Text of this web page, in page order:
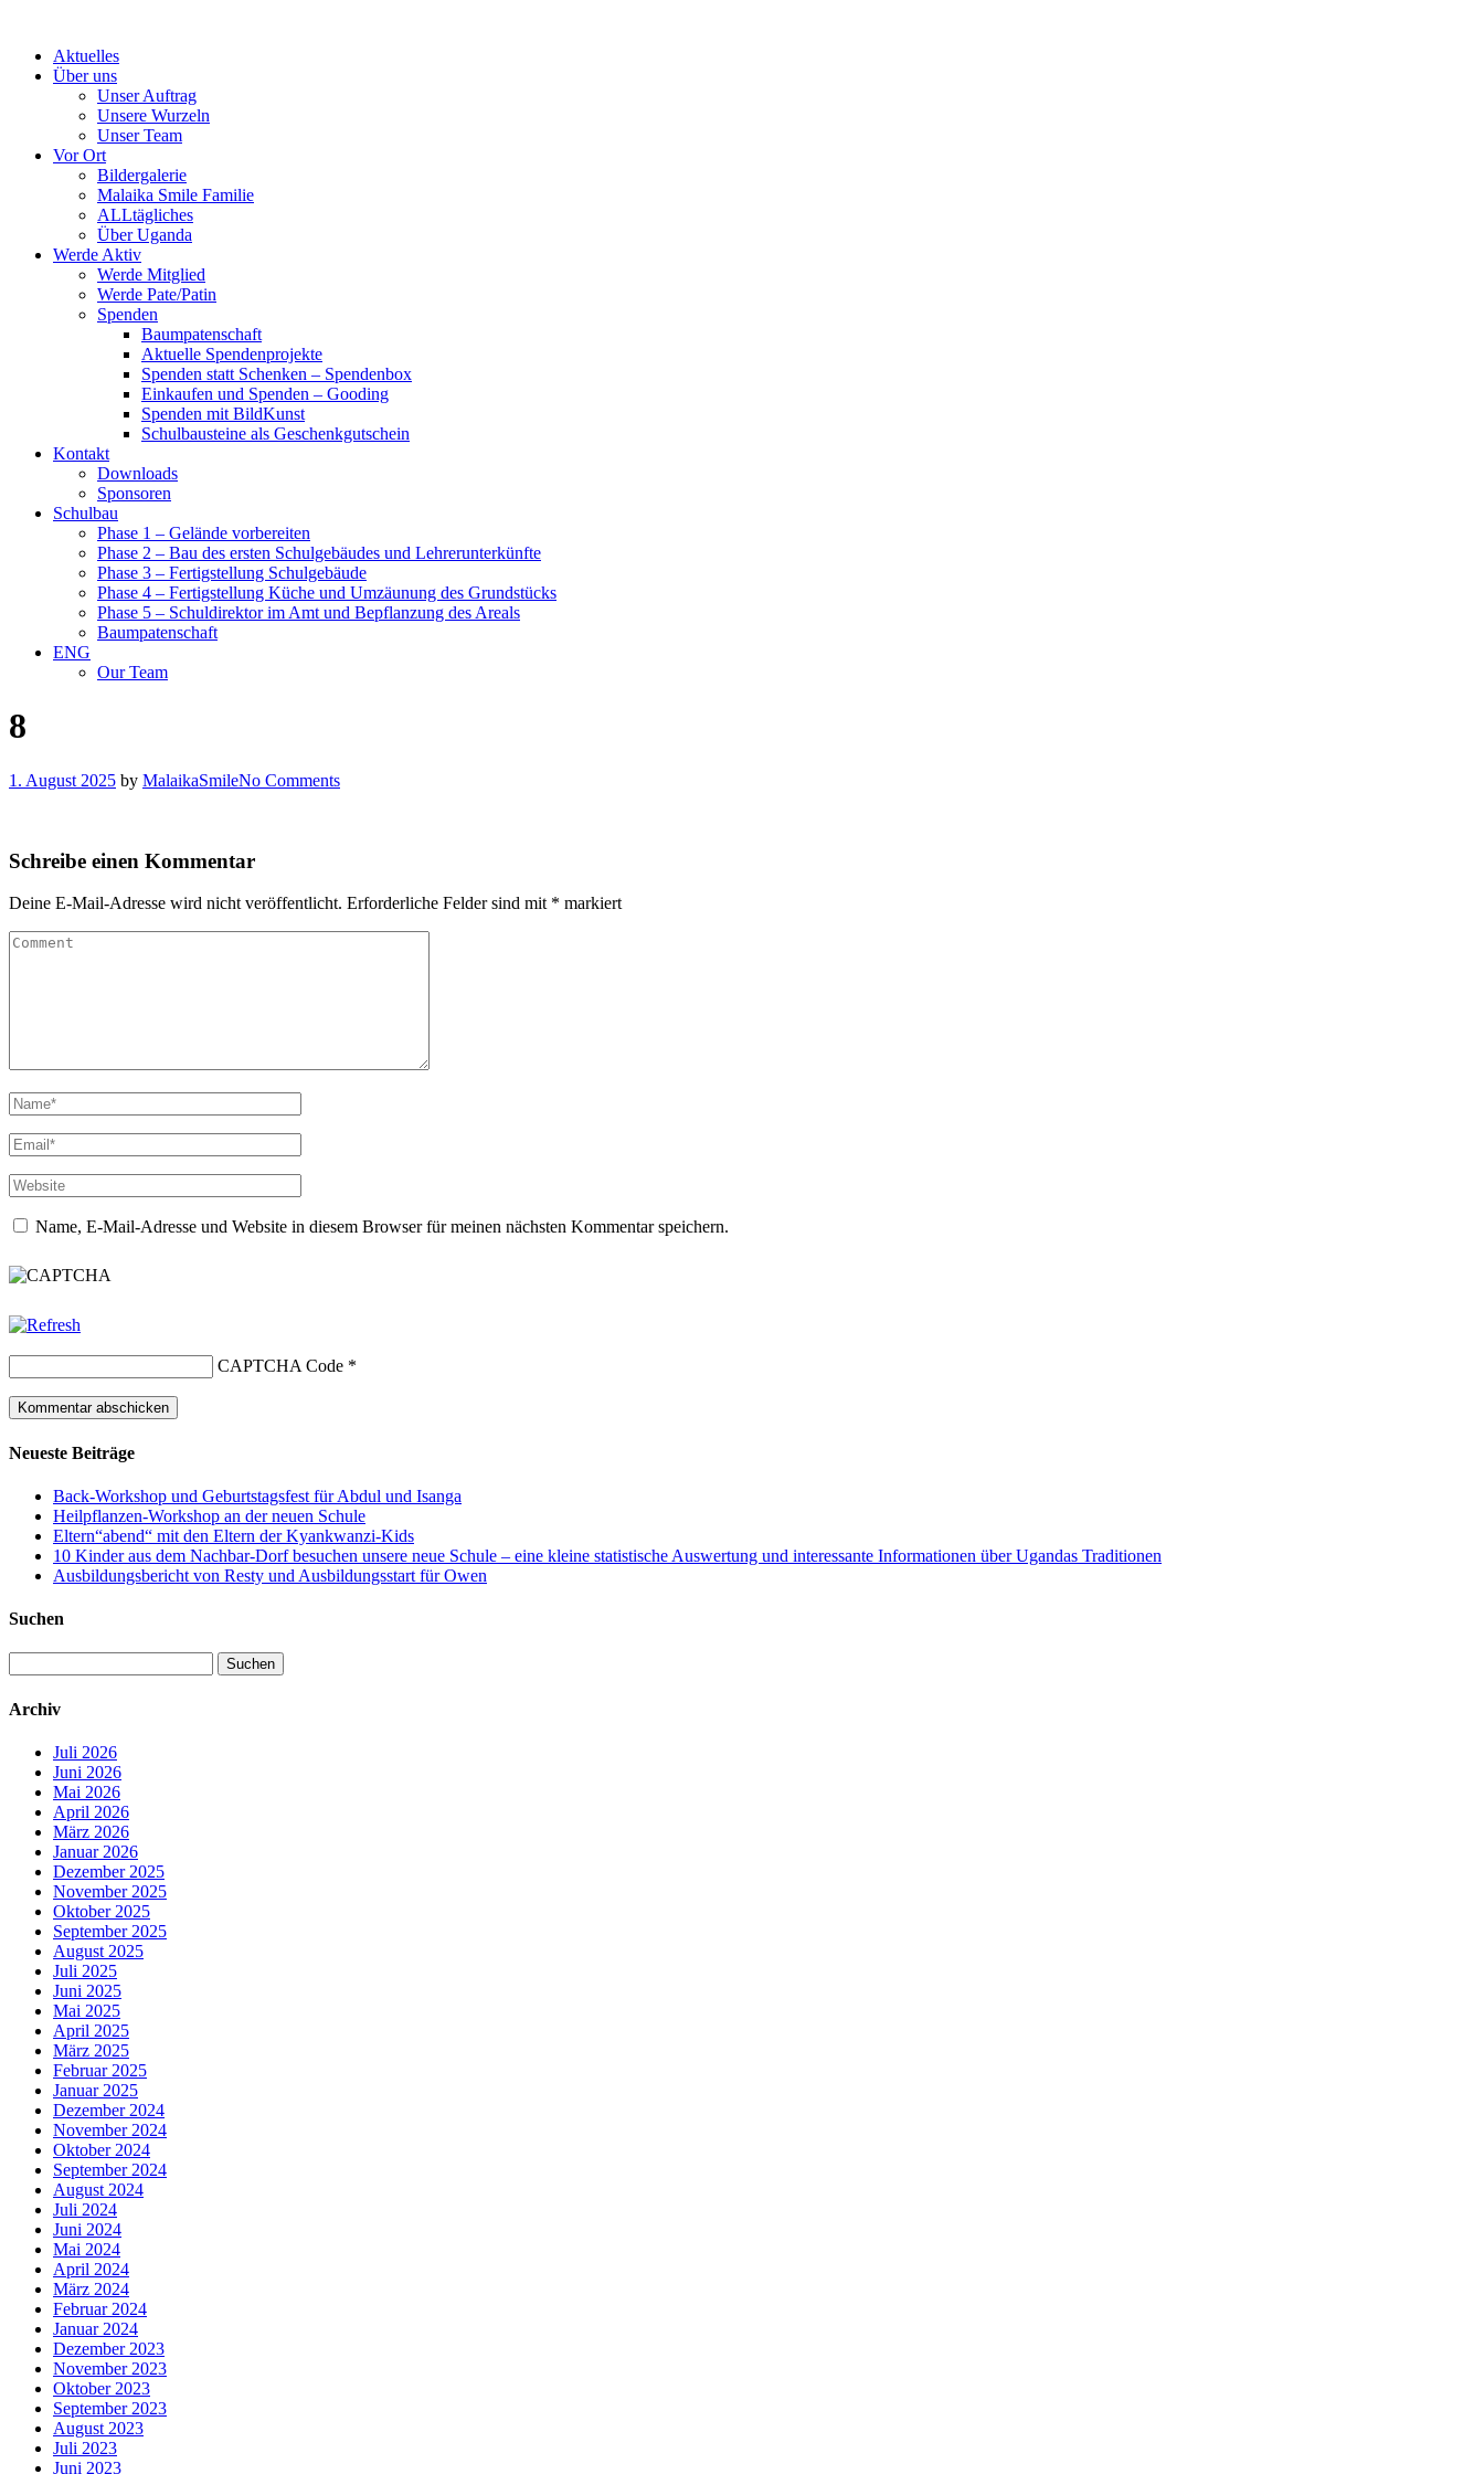
contentAktuelles
Über uns
Unser Auftrag
Unsere Wurzeln
Unser Team
Vor Ort
Bildergalerie
Malaika Smile Familie
ALLtägliches
Über Uganda
Werde Aktiv
Werde Mitglied
Werde Pate/Patin
Spenden
Baumpatenschaft
Aktuelle Spendenprojekte
Spenden statt Schenken – Spendenbox
Einkaufen und Spenden – Gooding
Spenden mit BildKunst
Schulbausteine als Geschenkgutschein
Kontakt
Downloads
Sponsoren
Schulbau
Phase 1 – Gelände vorbereiten
Phase 2 – Bau des ersten Schulgebäudes und Lehrerunterkünfte
Phase 3 – Fertigstellung Schulgebäude
Phase 4 – Fertigstellung Küche und Umzäunung des Grundstücks
Phase 5 – Schuldirektor im Amt und Bepflanzung des Areals
Baumpatenschaft
ENG
Our Team
8
1. August 2025 by MalaikaSmileNo Comments
Schreibe einen Kommentar
Deine E-Mail-Adresse wird nicht veröffentlicht. Erforderliche Felder sind mit * markiert
Name, E-Mail-Adresse und Website in diesem Browser für meinen nächsten Kommentar speichern.
CAPTCHA Code *
Neueste Beiträge
Back-Workshop und Geburtstagsfest für Abdul und Isanga
Heilpflanzen-Workshop an der neuen Schule
Eltern“abend“ mit den Eltern der Kyankwanzi-Kids
10 Kinder aus dem Nachbar-Dorf besuchen unsere neue Schule – eine kleine statistische Auswertung und interessante Informationen über Ugandas Traditionen
Ausbildungsbericht von Resty und Ausbildungsstart für Owen
Suchen
nach:
Archiv
Juli 2026
Juni 2026
Mai 2026
April 2026
März 2026
Januar 2026
Dezember 2025
November 2025
Oktober 2025
September 2025
August 2025
Juli 2025
Juni 2025
Mai 2025
April 2025
März 2025
Februar 2025
Januar 2025
Dezember 2024
November 2024
Oktober 2024
September 2024
August 2024
Juli 2024
Juni 2024
Mai 2024
April 2024
März 2024
Februar 2024
Januar 2024
Dezember 2023
November 2023
Oktober 2023
September 2023
August 2023
Juli 2023
Juni 2023